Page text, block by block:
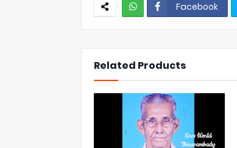
Facebook
Related Products